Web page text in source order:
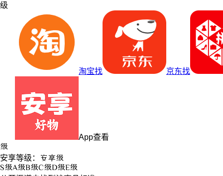
级
淘宝找 京东找
App查看
级
安享等级： 安享级
S级A级B级C级D级E级